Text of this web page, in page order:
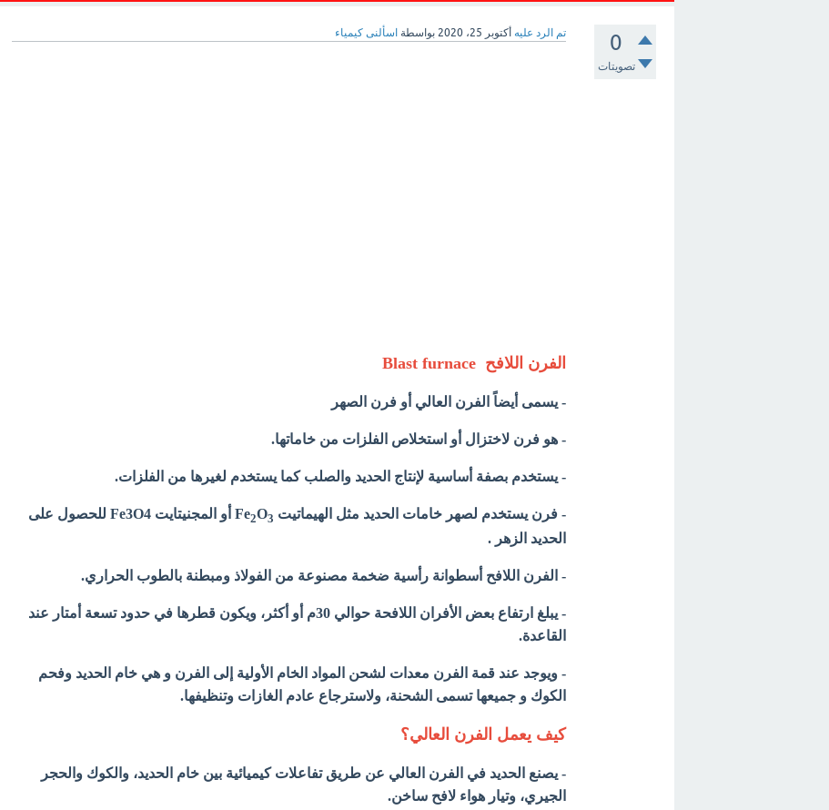
0
تصويتات
تم الرد عليه أكتوبر 25، 2020 بواسطة اسألنى كيمياء
الفرن اللافح Blast furnace
- يسمى أيضاً الفرن العالي أو فرن الصهر
- هو فرن لاختزال أو استخلاص الفلزات من خاماتها.
- يستخدم بصفة أساسية لإنتاج الحديد والصلب كما يستخدم لغيرها من الفلزات.
- فرن يستخدم لصهر خامات الحديد مثل الهيماتيت Fe 2O3
أو المجنيتايت Fe3O4 للحصول على
الحديد الزهر .
- الفرن اللافح أسطوانة رأسية ضخمة مصنوعة من الفولاذ ومبطنة بالطوب الحراري.
- يبلغ ارتفاع بعض الأفران اللافحة حوالي 30م أو أكثر، ويكون قطرها في حدود تسعة أمتار عند
القاعدة.
- ويوجد عند قمة الفرن معدات لشحن المواد الخام الأولية إلى الفرن و هي خام الحديد وفحم
الكوك و جميعها تسمى الشحنة، ولاسترجاع عادم الغازات وتنظيفها.
كيف يعمل الفرن العالي؟
- يصنع الحديد في الفرن العالي عن طريق تفاعلات كيميائية بين خام الحديد، والكوك والحجر
الجيري، وتيار هواء لافح ساخن.